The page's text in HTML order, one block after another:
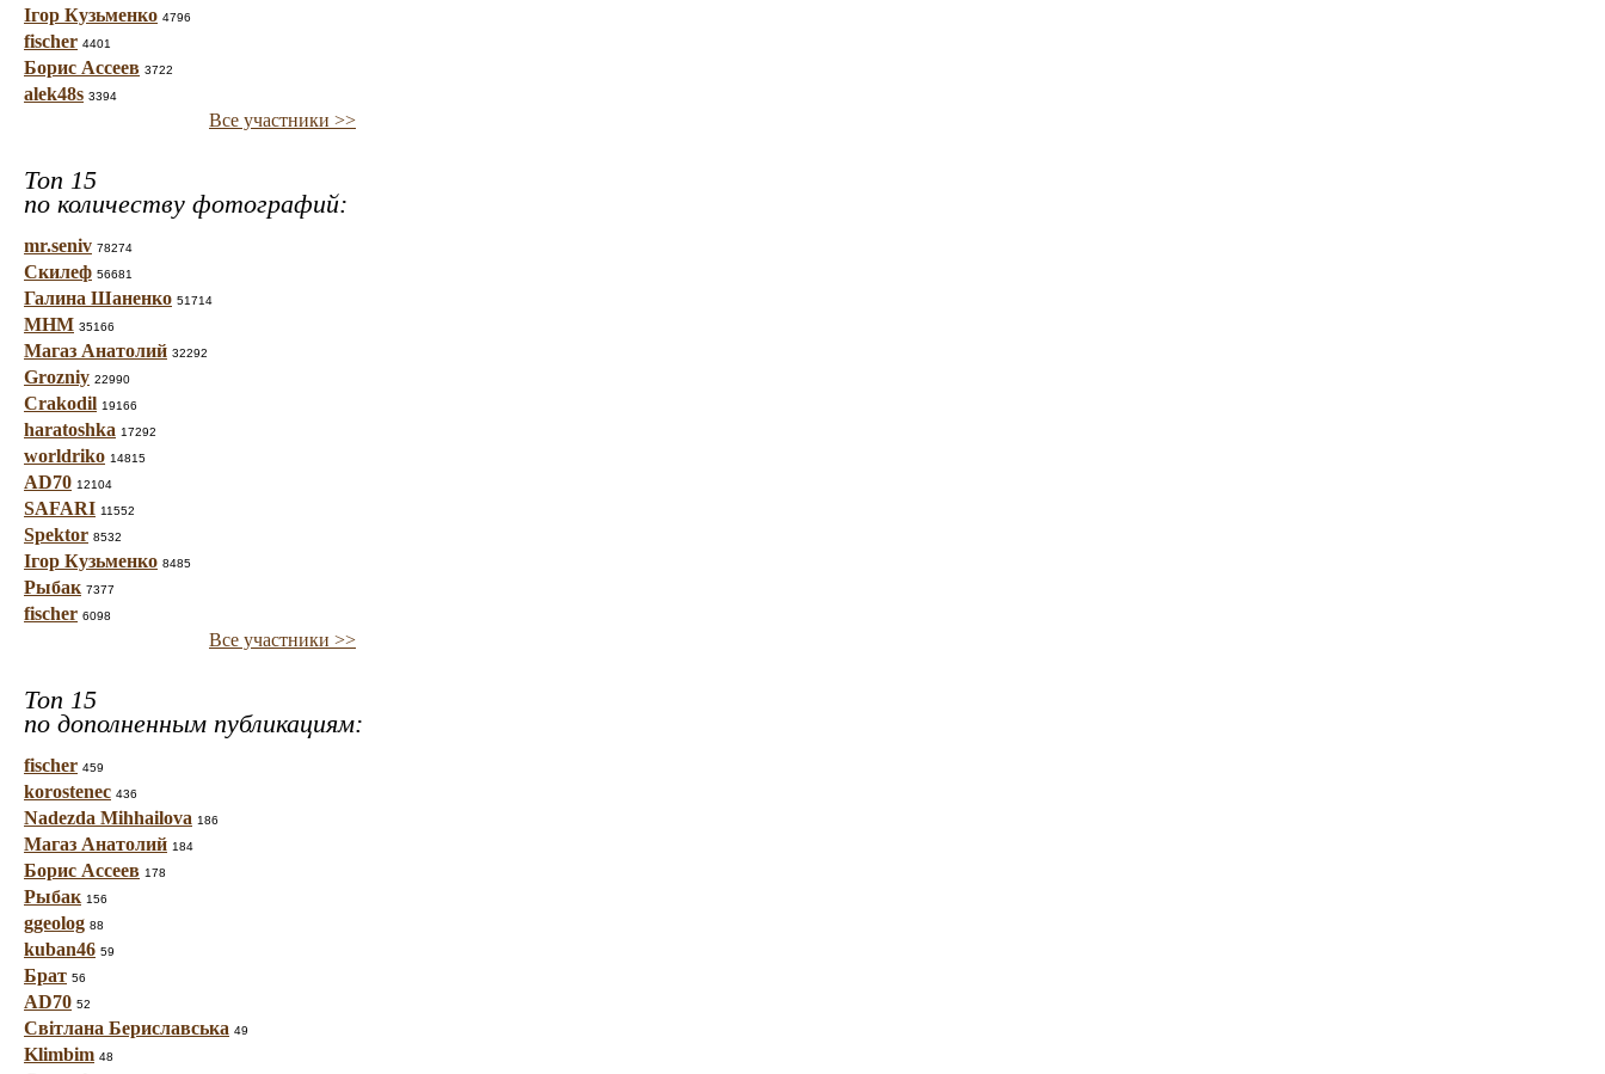
Ігор Кузьменко 4796
fischer 4401
Борис Ассеев 3722
alek48s 3394
Все участники >>
Топ 15
по количеству фотографий:
mr.seniv 78274
Скилеф 56681
Галина Шаненко 51714
МНМ 35166
Магаз Анатолий 32292
Grozniy 22990
Crakodil 19166
haratoshka 17292
worldriko 14815
AD70 12104
SAFARI 11552
Spektor 8532
Ігор Кузьменко 8485
Рыбак 7377
fischer 6098
Все участники >>
Топ 15
по дополненным публикациям:
fischer 459
korostenec 436
Nadezda Mihhailova 186
Магаз Анатолий 184
Борис Ассеев 178
Рыбак 156
ggeolog 88
kuban46 59
Брат 56
AD70 52
Світлана Бериславська 49
Klimbim 48